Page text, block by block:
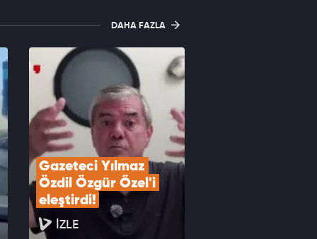
DAHA FAZLA
Gazeteci Yılmaz
Özdil Özgür Özel'i
eleştirdi!
İZLE